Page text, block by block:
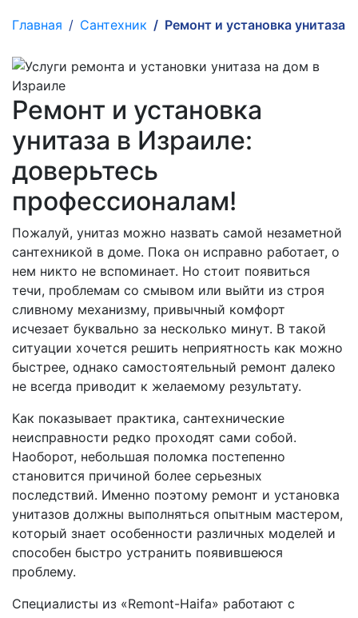
Главная Сантехник Ремонт и установка унитаза
Ремонт и установка
унитаза в Израиле:
доверьтесь
профессионалам!
Пожалуй, унитаз можно назвать самой незаметной
сантехникой в доме. Пока он исправно работает, о
нем никто не вспоминает. Но стоит появиться
течи, проблемам со смывом или выйти из строя
сливному механизму, привычный комфорт
исчезает буквально за несколько минут. В такой
ситуации хочется решить неприятность как можно
быстрее, однако самостоятельный ремонт далеко
не всегда приводит к желаемому результату.
Как показывает практика, сантехнические
неисправности редко проходят сами собой.
Наоборот, небольшая поломка постепенно
становится причиной более серьезных
последствий. Именно поэтому ремонт и установка
унитазов должны выполняться опытным мастером,
который знает особенности различных моделей и
способен быстро устранить появившеюся
проблему.
Специалисты из «Remont-Haifa» работают с